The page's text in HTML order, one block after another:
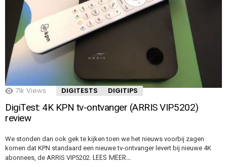
71k Views DIGITESTS DIGITIPS
DigiTest: 4K KPN tv-ontvanger (ARRIS VIP5202)
review
We stonden dan ook gek te kijken toen we het nieuws voorbij zagen
komen dat KPN standaard een nieuwe tv-ontvanger levert bij nieuwe 4K
abonnees, de ARRIS VIP5202. LEES MEER…